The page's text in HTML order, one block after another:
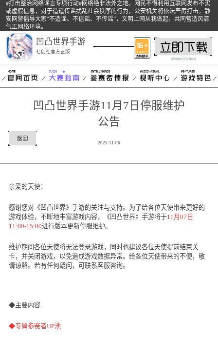
#打击整治网络谣言专项行动#网络绝非法外之地。网民不得利用互联网发布不实
或虚假信息，对于造遥传谣扰乱社会秩序的行为，公安机关将依法严厉打击。静
安网警倡导大家“不造谣、不信谣、不传谣”，文明上网从我做起，共同营造风清
气正网络环境。
凹凸世界手游
七创社官方正版
凹凸世界手游11月7日停服维护
公告
2025-11-06
亲爱的天使：
感谢您对《凹凸世界》手游的关注与支持。为了给各位天使带来更好的
游戏体验，不断地丰富游戏内容，《凹凸世界》手游将于11 月 07 日
11:00-15:00进行版本更新停服维护。
维护期间各位天使将无法登录游戏，同时也建议各位天使提前结束关
卡，并关闭游戏，以免造成游戏数据异常。给各位天使带来的不便，敬
请谅解。若有任何疑问，可联系客服咨询。
◆主要内容
◆专属参赛者UP池